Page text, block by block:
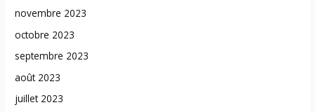
novembre 2023
octobre 2023
septembre 2023
août 2023
juillet 2023